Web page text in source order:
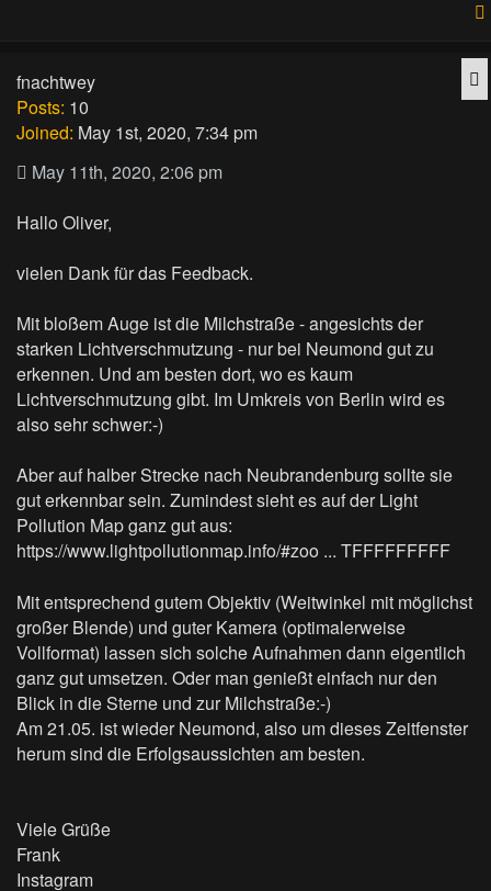
fnachtwey
Posts: 10
Joined: May 1st, 2020, 7:34 pm
May 11th, 2020, 2:06 pm
Hallo Oliver,
vielen Dank für das Feedback.
Mit bloßem Auge ist die Milchstraße - angesichts der
starken Lichtverschmutzung - nur bei Neumond gut zu
erkennen. Und am besten dort, wo es kaum
Lichtverschmutzung gibt. Im Umkreis von Berlin wird es
also sehr schwer:-)
Aber auf halber Strecke nach Neubrandenburg sollte sie
gut erkennbar sein. Zumindest sieht es auf der Light
Pollution Map ganz gut aus:
https://www.lightpollutionmap.info/#zoo ... TFFFFFFFFF
Mit entsprechend gutem Objektiv (Weitwinkel mit möglichst
großer Blende) und guter Kamera (optimalerweise
Vollformat) lassen sich solche Aufnahmen dann eigentlich
ganz gut umsetzen. Oder man genießt einfach nur den
Blick in die Sterne und zur Milchstraße:-)
Am 21.05. ist wieder Neumond, also um dieses Zeitfenster
herum sind die Erfolgsaussichten am besten.
Viele Grüße
Frank
Instagram